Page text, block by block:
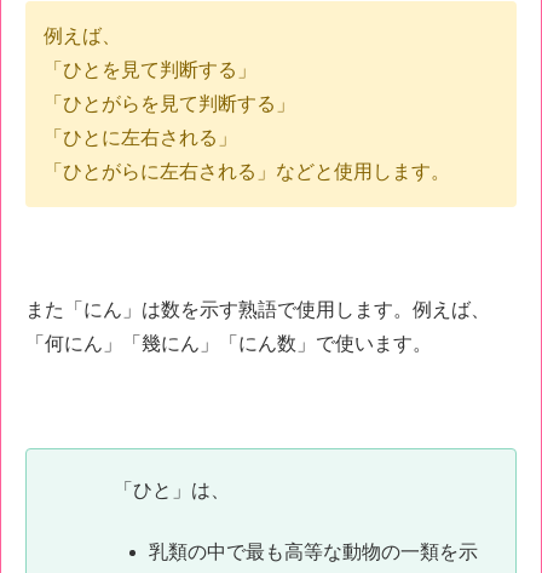
例えば、
「ひとを見て判断する」
「ひとがらを見て判断する」
「ひとに左右される」
「ひとがらに左右される」などと使用します。
また「にん」は数を示す熟語で使用します。例えば、
「何にん」「幾にん」「にん数」で使います。
「ひと」は、
乳類の中で最も高等な動物の一類を示